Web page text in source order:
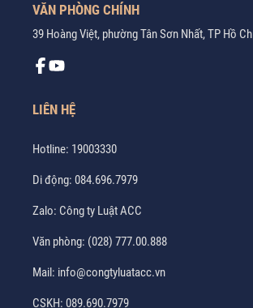
VĂN PHÒNG CHÍNH
39 Hoàng Việt, phường Tân Sơn Nhất, TP Hồ
LIÊN HỆ
Hotline: 19003330
Di động: 084.696.7979
Zalo: Công ty Luật ACC
Văn phòng: (028) 777.00.888
Mail: info@congtyluatacc.vn
CSKH: 089.690.7979